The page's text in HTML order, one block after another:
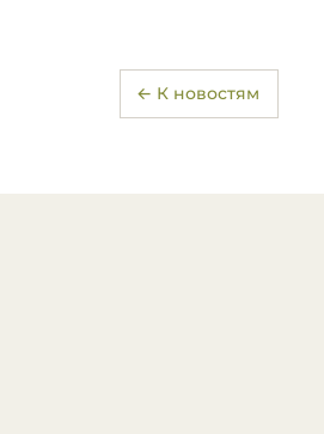
← К новостям